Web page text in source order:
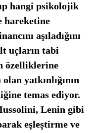
hangi psikolojik
hareketine
aşıladığını
uçların tabi
özelliklerine
yatkınlığının
temas ediyor.
Lenin gibi
eşleştirme ve